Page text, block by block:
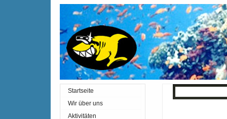
Startseite
Wir über uns
Aktivitäten